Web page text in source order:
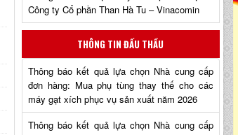
Công ty Cổ phần Than Hà Tu – Vinacomin
THÔNG TIN ĐẤU THẦU
Thông báo kết quả lựa chọn Nhà cung cấp
đơn hàng: Mua phụ tùng thay thế cho các
máy gạt xích phục vụ sản xuất năm 2026
Thông báo kết quả lựa chọn Nhà cung cấp